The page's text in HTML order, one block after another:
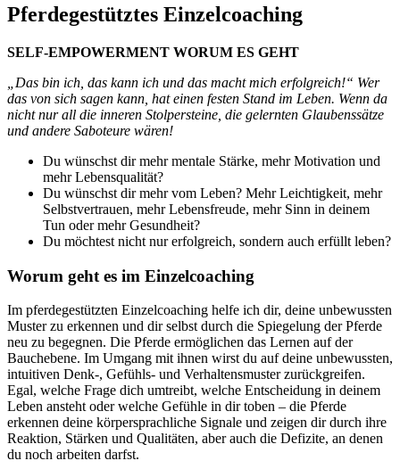
Pferdegestütztes Einzelcoaching
SELF-EMPOWERMENT WORUM ES GEHT
„Das bin ich, das kann ich und das macht mich erfolgreich!“ Wer
das von sich sagen kann, hat einen festen Stand im Leben. Wenn da
nicht nur all die inneren Stolpersteine, die gelernten Glaubenssätze
und andere Saboteure wären!
Du wünschst dir mehr mentale Stärke, mehr Motivation und
mehr Lebensqualität?
Du wünschst dir mehr vom Leben? Mehr Leichtigkeit, mehr
Selbstvertrauen, mehr Lebensfreude, mehr Sinn in deinem
Tun oder mehr Gesundheit?
Du möchtest nicht nur erfolgreich, sondern auch erfüllt leben?
Worum geht es im Einzelcoaching
Im pferdegestützten Einzelcoaching helfe ich dir, deine unbewussten
Muster zu erkennen und dir selbst durch die Spiegelung der Pferde
neu zu begegnen. Die Pferde ermöglichen das Lernen auf der
Bauchebene. Im Umgang mit ihnen wirst du auf deine unbewussten,
intuitiven Denk-, Gefühls- und Verhaltensmuster zurückgreifen.
Egal, welche Frage dich umtreibt, welche Entscheidung in deinem
Leben ansteht oder welche Gefühle in dir toben – die Pferde
erkennen deine körpersprachliche Signale und zeigen dir durch ihre
Reaktion, Stärken und Qualitäten, aber auch die Defizite, an denen
du noch arbeiten darfst.